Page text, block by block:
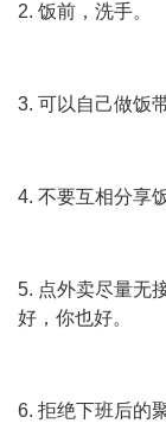
2. 饭前，洗手。
3. 可以自己做饭
4. 不要互相分享
5. 点外卖尽量无
好，你也好。
6. 拒绝下班后的